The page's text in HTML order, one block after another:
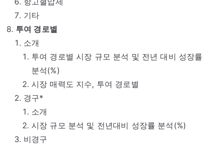
기타
투여 경로별
소개
투여 경로별 시장 규모 분석 및 전년 대비 성장률
분석(%)
시장 매력도 지수, 투여 경로별
경구*
소개
시장 규모 분석 및 전년대비 성장률 분석(%)
비경구